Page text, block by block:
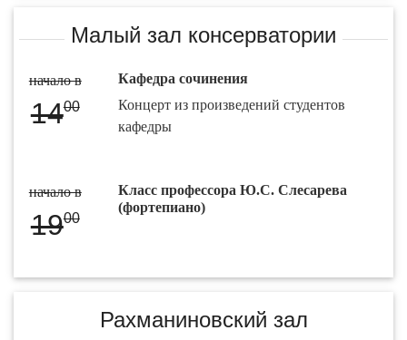
Малый зал консерватории
начало в
1400
Кафедра сочинения
Концерт из произведений студентов
кафедры
начало в
1900
Класс профессора Ю.С. Слесарева
(фортепиано)
Рахманиновский зал